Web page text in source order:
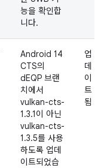
능을 확인합
니다.
Android 14
CTS의
dEQP 브랜
치에서
vulkan-cts-
1.3.1이 아닌
vulkan-cts-
1.3.5를 사용
하도록 업데
이트되었습
업
데
이
트
됨